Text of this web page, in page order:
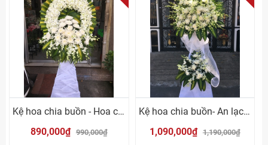
Kệ hoa chia buồn - Hoa cúc trắng
890,000₫ 990,000₫
Kệ hoa chia buồn- An lạc Vĩnh Hằng
1,090,000₫ 1,190,000₫